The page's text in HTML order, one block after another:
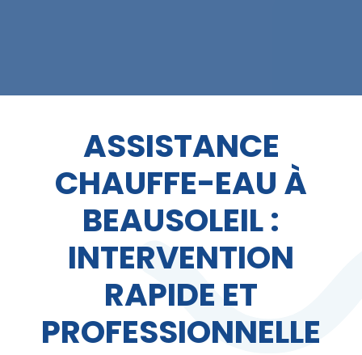
ASSISTANCE
CHAUFFE-EAU À
BEAUSOLEIL :
INTERVENTION
RAPIDE ET
PROFESSIONNELLE